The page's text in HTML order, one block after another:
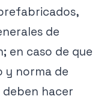
de
en caso de que
y norma de
hacer